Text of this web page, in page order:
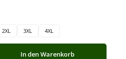
2XL 3XL 4XL
Wert ein oder benutze die
In den Warenkorb